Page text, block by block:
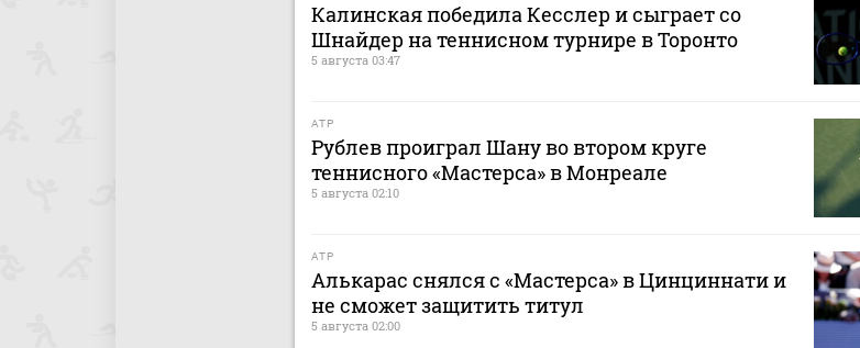
Калинская победила Кесслер и сыграет со
Шнайдер на теннисном турнире в Торонто
5 августа 03:47
ATP
Рублев проиграл Шану во втором круге
теннисного «Мастерса» в Монреале
5 августа 02:10
ATP
Алькарас снялся с «Мастерса» в Цинциннати и
не сможет защитить титул
5 августа 02:00